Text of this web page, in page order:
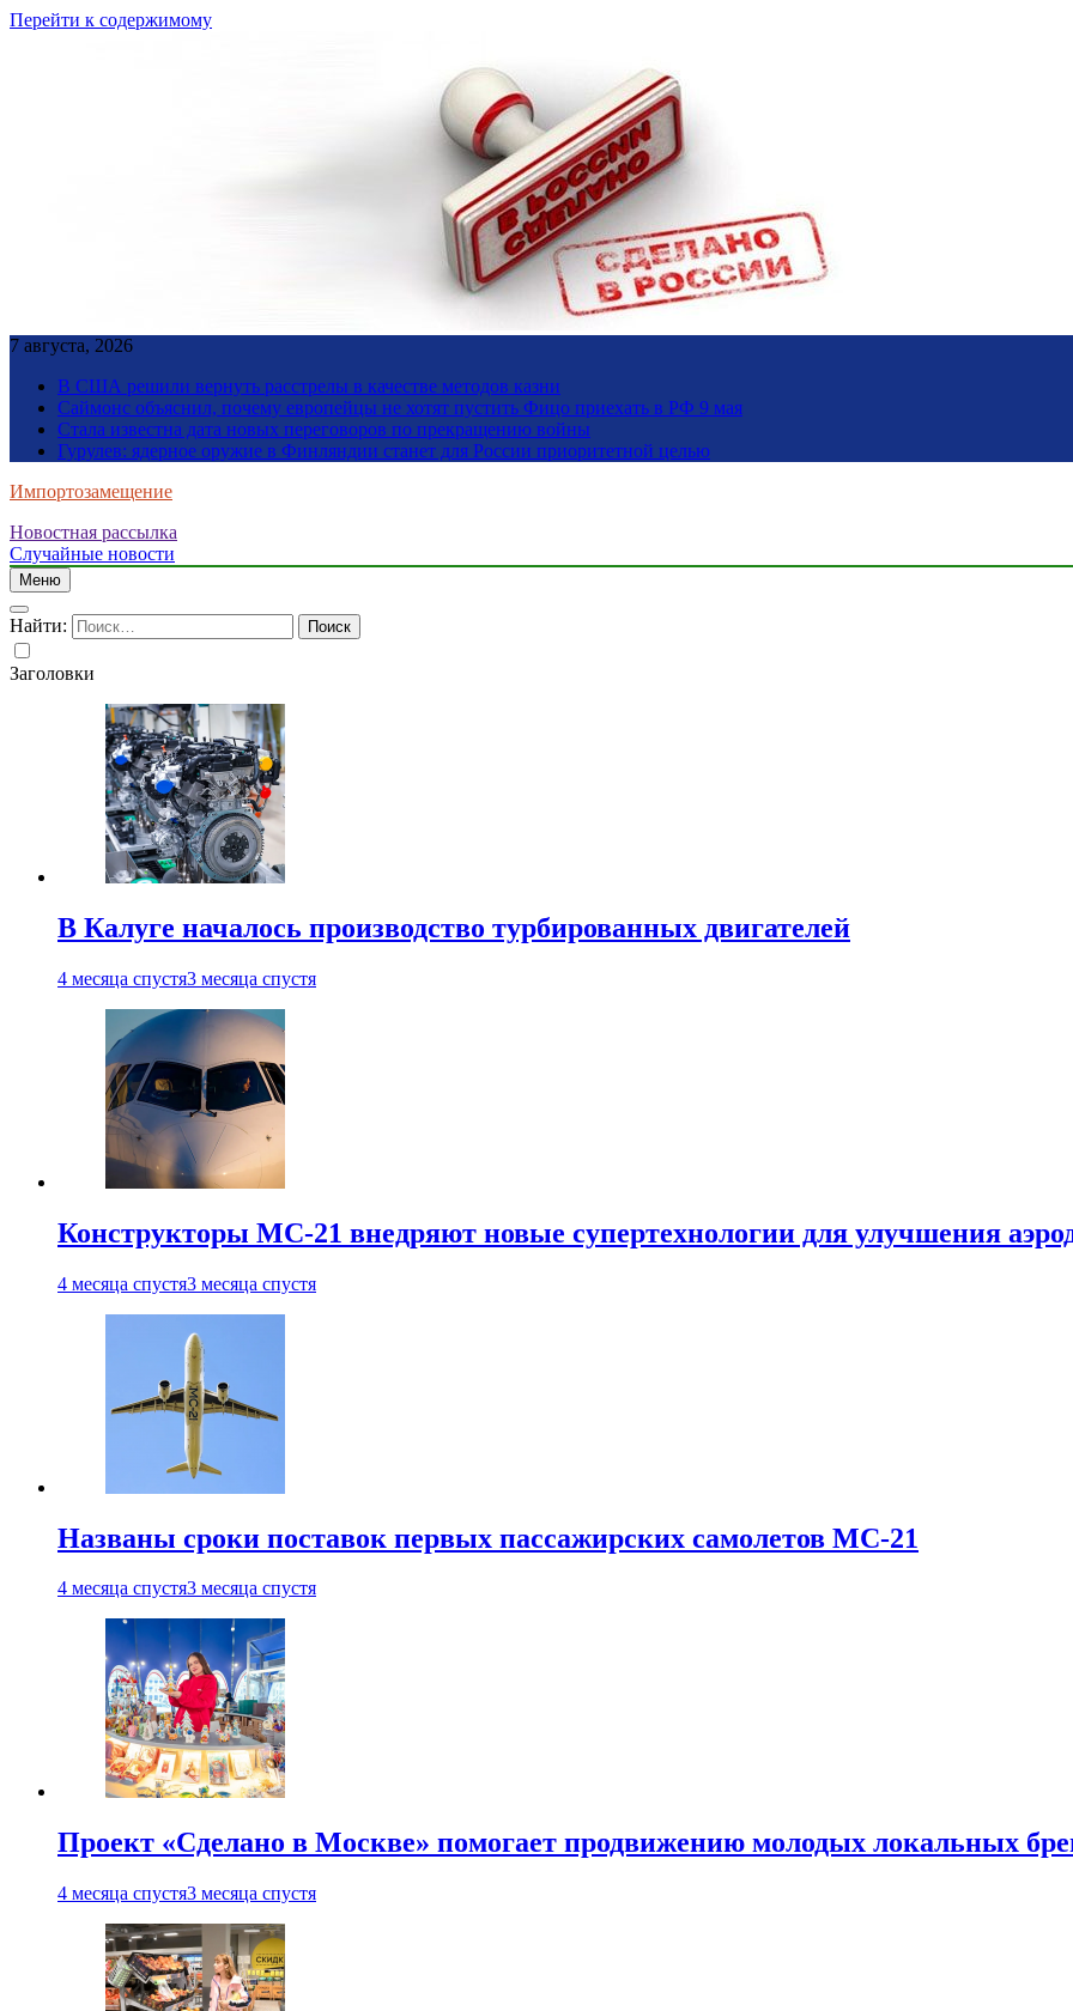
Перейти к содержимому
7 августа, 2026
В США решили вернуть расстрелы в качестве методов казни
Саймонс объяснил, почему европейцы не хотят пустить Фицо приехать в РФ 9 мая
Стала известна дата новых переговоров по прекращению войны
Гурулев: ядерное оружие в Финляндии станет для России приоритетной целью
Импортозамещение
Новостная рассылка
Случайные новости
Меню
Найти:
Заголовки
В Калуге началось производство турбированных двигателей
4 месяца спустя3 месяца спустя
Конструкторы МС-21 внедряют новые супертехнологии для улучшения
4 месяца спустя3 месяца спустя
Названы сроки поставок первых пассажирских самолетов МС-21
4 месяца спустя3 месяца спустя
Проект «Сделано в Москве» помогает продвижению молодых локальных
4 месяца спустя3 месяца спустя